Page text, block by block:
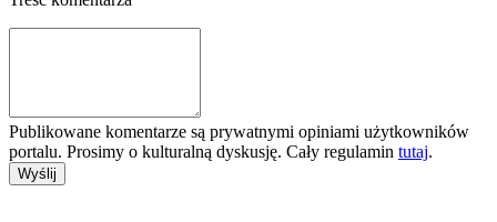
Publikowane komentarze są prywatnymi opiniami użytkowników
portalu. Prosimy o kulturalną dyskusję. Cały regulamin tutaj.